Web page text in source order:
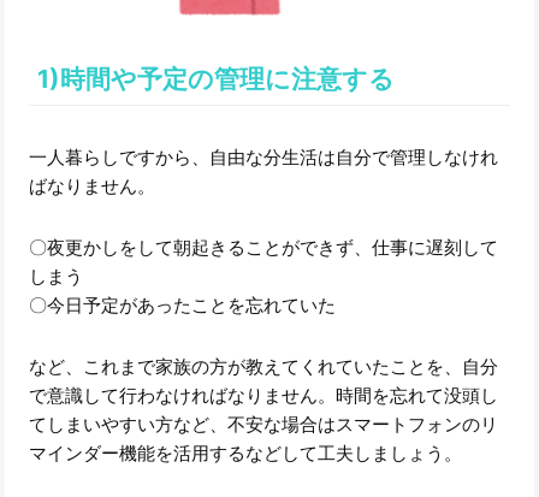
1)時間や予定の管理に注意する
一人暮らしですから、自由な分生活は自分で管理しなけれ
ばなりません。
〇夜更かしをして朝起きることができず、仕事に遅刻して
しまう
〇今日予定があったことを忘れていた
など、これまで家族の方が教えてくれていたことを、自分
で意識して行わなければなりません。時間を忘れて没頭し
てしまいやすい方など、不安な場合はスマートフォンのリ
マインダー機能を活用するなどして工夫しましょう。